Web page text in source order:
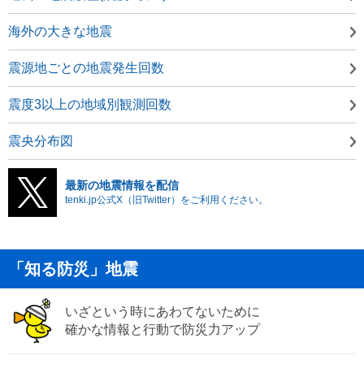
海外の大きな地震
震源地ごとの地震発生回数
震度3以上の地域別観測回数
震央分布図
最新の地震情報を配信
tenki.jp公式X（旧Twitter）をご利用ください。
「知る防災」地震
いざという時にあわてないために
確かな情報と行動で防災力アップ